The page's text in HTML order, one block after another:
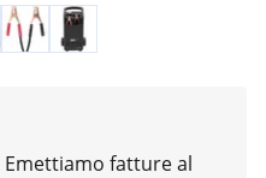
Emettiamo fatture al